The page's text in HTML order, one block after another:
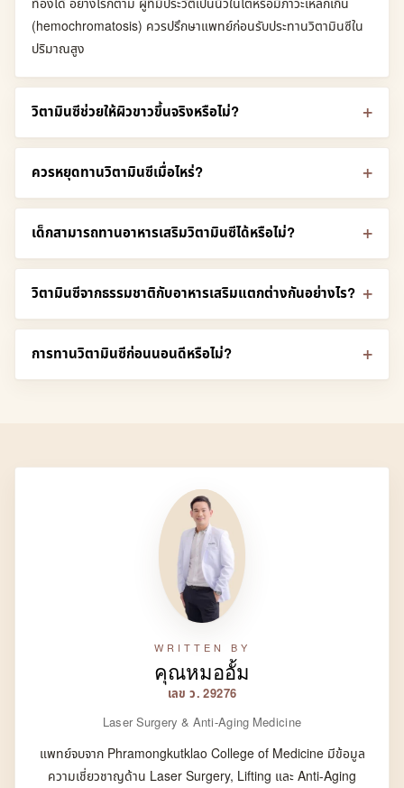
ท้องได้ อย่างไรก็ตาม ผู้ที่มีประวัติเป็นนิ่วในไตหรือมีภาวะเหล็กเกิน
(hemochromatosis) ควรปรึกษาแพทย์ก่อนรับประทานวิตามินซีใน
ปริมาณสูง
วิตามินซีช่วยให้ผิวขาวขึ้นจริงหรือไม่?
ควรหยุดทานวิตามินซีเมื่อไหร่?
เด็กสามารถทานอาหารเสริมวิตามินซีได้หรือไม่?
วิตามินซีจากธรรมชาติกับอาหารเสริมแตกต่างกันอย่างไร?
การทานวิตามินซีก่อนนอนดีหรือไม่?
WRITTEN BY
คุณหมออั้ม
เลข ว. 29276
Laser Surgery & Anti-Aging Medicine
แพทย์จบจาก Phramongkutklao College of Medicine มีข้อมูล
ความเชี่ยวชาญด้าน Laser Surgery, Lifting และ Anti-Aging